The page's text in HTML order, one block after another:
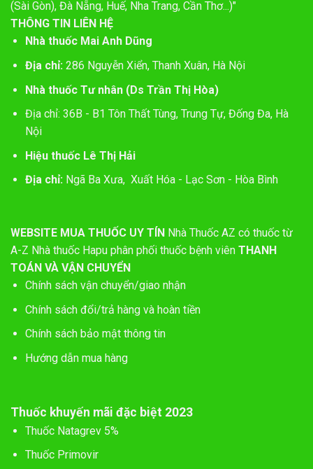
(Sài Gòn), Đà Nẵng, Huế, Nha Trang, Cần Thơ...)"
THÔNG TIN LIÊN HỆ
Nhà thuốc Mai Anh Dũng
Địa chỉ:286 Nguyễn Xiển, Thanh Xuân, Hà Nội
Nhà thuốc Tư nhân (Ds Trần Thị Hòa)
Địa chỉ: 36B - B1 Tôn Thất Tùng, Trung Tự, Đống Đa, Hà
Nội
Hiệu thuốc Lê Thị Hải
Địa chỉ: Ngã Ba Xưa, Xuất Hóa - Lạc Sơn - Hòa Bình
WEBSITE MUA THUỐC UY TÍN Nhà Thuốc AZ có thuốc từ
A-Z Nhà thuốc Hapu phân phối thuốc bệnh viên THANH
TOÁN VÀ VẬN CHUYỂN
Chính sách vận chuyển/giao nhận
Chính sách đổi/trả hàng và hoàn tiền
Chính sách bảo mật thông tin
Hướng dẫn mua hàng
Thuốc khuyến mãi đặc biệt 2023
Thuốc Natagrev 5%
Thuốc Primovir